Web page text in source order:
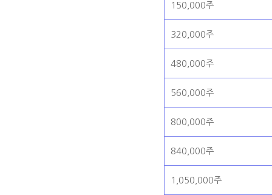
150,000주
320,000주
480,000주
560,000주
800,000주
840,000주
1,050,000주